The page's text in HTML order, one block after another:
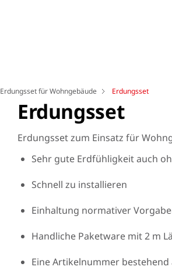
Erdungsset für Wohngebäude Erdungsset
Erdungsset
Erdungsset zum Einsatz für
Sehr gute Erdfühligkeit auch
Schnell zu installieren
Einhaltung normativer
Handliche Paketware mit 2 m
Eine Artikelnummer